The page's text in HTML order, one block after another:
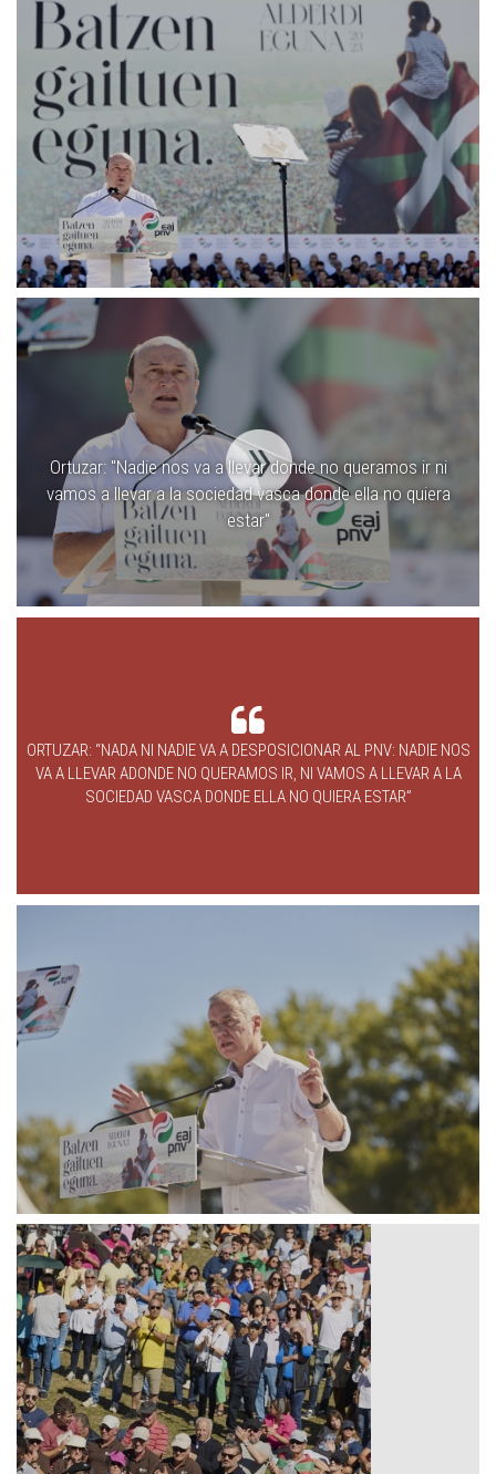
Ortuzar: ''Nadie nos va a llevar donde no queramos ir ni
vamos a llevar a la sociedad vasca donde ella no quiera
estar''
ORTUZAR: “NADA NI NADIE VA A DESPOSICIONAR AL PNV: NADIE NOS
VA A LLEVAR ADONDE NO QUERAMOS IR, NI VAMOS A LLEVAR A LA
SOCIEDAD VASCA DONDE ELLA NO QUIERA ESTAR”